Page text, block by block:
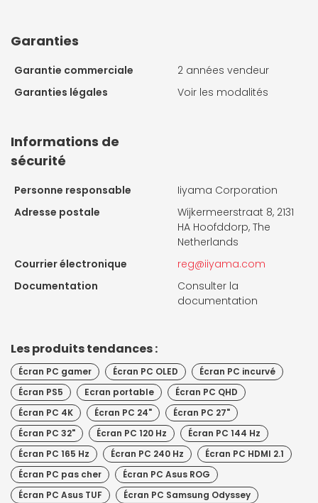
Garanties
Garantie commerciale
2 années vendeur
Garanties légales
Voir les modalités
Informations de
sécurité
Personne responsable
Iiyama Corporation
Adresse postale
Wijkermeerstraat 8, 2131
HA Hoofddorp, The
Netherlands
Courrier électronique
reg@iiyama.com
Documentation
Consulter la
documentation
Les produits tendances :
Écran PC gamer Écran PC OLED
Écran PC incurvé
Écran PS5
Ecran portable
Écran PC QHD
Écran PC 4K
Écran PC 24"
Écran PC 27"
Écran PC 32"
Écran PC 120 Hz
Écran PC 144 Hz
Écran PC 165 Hz
Écran PC 240 Hz
Écran PC HDMI 2.1
Écran PC pas cher
Écran PC Asus ROG
Écran PC Asus TUF
Écran PC Samsung Odyssey